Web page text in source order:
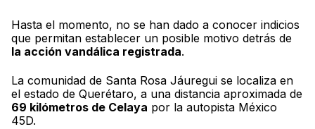
Hasta el momento, no se han dado a conocer indicios
que permitan establecer un posible motivo detrás de
la acción vandálica registrada.
La comunidad de Santa Rosa Jáuregui se localiza en
el estado de Querétaro, a una distancia aproximada de
69 kilómetros de Celaya por la autopista México
45D.